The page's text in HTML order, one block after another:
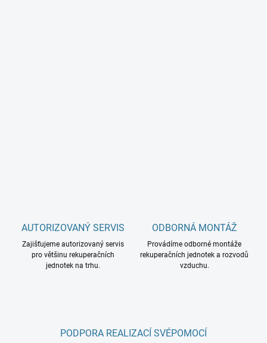
AUTORIZOVANÝ SERVIS
Zajišťujeme autorizovaný servis
pro většinu rekuperačních
jednotek na trhu.
ODBORNÁ MONTÁŽ
Provádíme odborné montáže
rekuperačních jednotek a rozvodů
vzduchu.
PODPORA REALIZACÍ SVÉPOMOCÍ